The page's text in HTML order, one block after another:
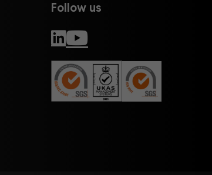
Follow us